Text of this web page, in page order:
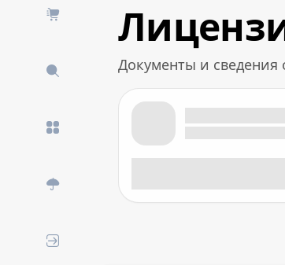
Документы и
Лицензия